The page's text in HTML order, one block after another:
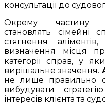
консультації до
Окрему частину
становлять сімейні
стягнення
визначення місця
категорії справ, у
вирішальне значення.
не лише правильно
вибудувати
інтересів клієнта та